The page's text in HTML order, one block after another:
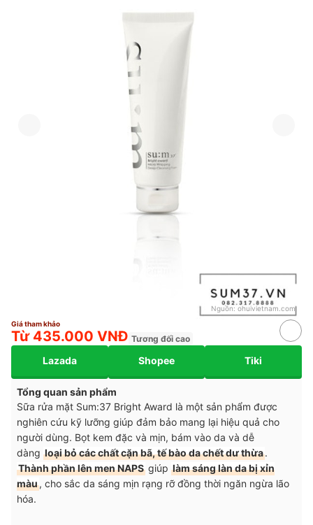
Nguồn: ohuivietnam.com
Giá tham khảo
Từ 435.000 VNĐ Tương đối cao
Lazada Shopee Tiki
Tổng quan sản phẩm
Sữa rửa mặt Sum:37 Bright Award là một sản phẩm được
nghiên cứu kỹ lưỡng giúp đảm bảo mang lại hiệu quả cho
người dùng. Bọt kem đặc và mịn, bám vào da và dễ
dàng loại bỏ các chất cặn bã, tế bào da chết dư thừa.
Thành phần lên men NAPS giúp làm sáng làn da bị xỉn
màu, cho sắc da sáng mịn rạng rỡ đồng thời ngăn ngừa lão
hóa.